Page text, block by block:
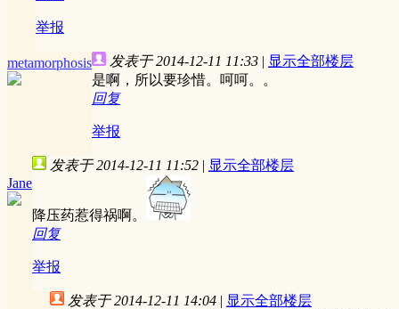
举报
metamorphosis 发表于 2014-12-11 11:33 | 显示全部楼层
是啊，所以要珍惜。呵呵。。
回复
举报
Jane
发表于 2014-12-11 11:52 | 显示全部楼层
降压药惹得祸啊。
回复
举报
发表于 2014-12-11 14:04 | 显示全部楼层